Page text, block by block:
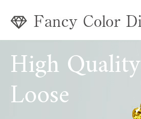
High Quality
Loose